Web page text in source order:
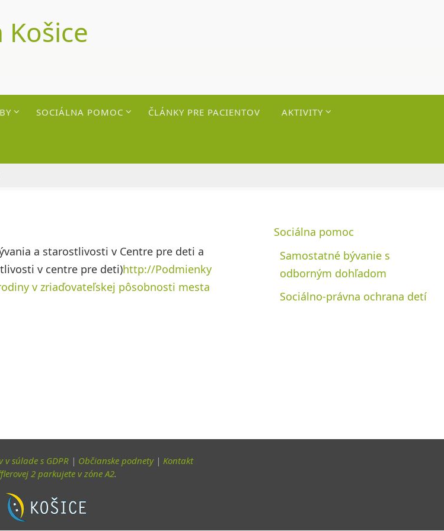
SOCIÁLNA POMOC ČLÁNKY PRE PACIENTOV AKTIVITY
a starostlivosti v Centre pre deti a
v centre pre deti)http://Podmienky
v zriaďovateľskej pôsobnosti mesta
Sociálna pomoc
Samostatné bývanie s
odborným dohľadom
Sociálno-právna ochrana detí
súlade s GDPR | Občianske podnety| Kontakt
2 parkujete v zóne A2.